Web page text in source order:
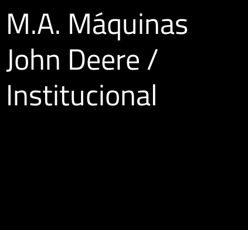
M.A. Máquinas
John Deere /
Institucional